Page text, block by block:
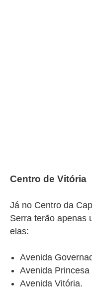
Centro de Vitória
Já no Centro da
Serra terão apenas
elas:
Avenida
Avenida Princesa
Avenida Vitória.